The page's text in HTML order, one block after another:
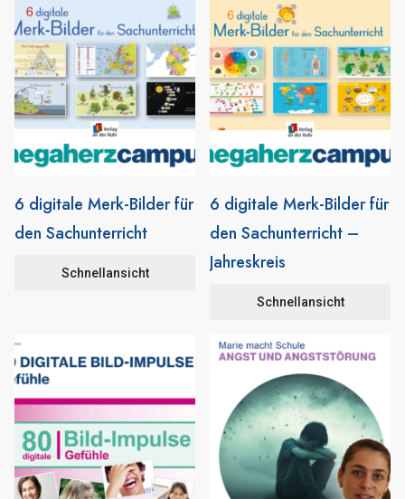
6 digitale Merk-Bilder für
den Sachunterricht
Schnellansicht
6 digitale Merk-Bilder für
den Sachunterricht –
Jahreskreis
Schnellansicht